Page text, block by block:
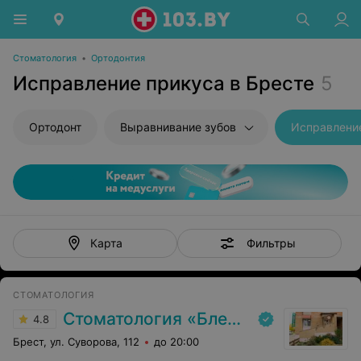
Стоматология • Ортодонтия
Исправление прикуса в Бресте 5
Ортодонт Выравнивание зубов
Карта Фильтры
СТОМАТОЛОГИЯ
4.8 Стоматология «Блеск»
Брест, ул. Суворова, 112 до 20:00